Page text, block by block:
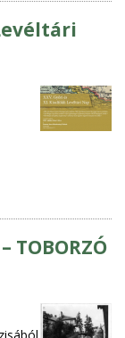
TOBORZÓ